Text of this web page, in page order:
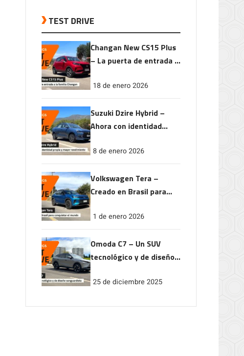
TEST DRIVE
Changan New CS15 Plus
– La puerta de entrada a
18 de enero 2026
Suzuki Dzire Hybrid –
Ahora con identidad
rendimiento
8 de enero 2026
Volkswagen Tera –
Creado en Brasil para
1 de enero 2026
Omoda C7 – Un SUV
tecnológico y de diseño
25 de diciembre 2025